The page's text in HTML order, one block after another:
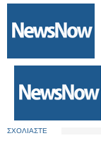
ΣΧΟΛΙΑΣΤΕ